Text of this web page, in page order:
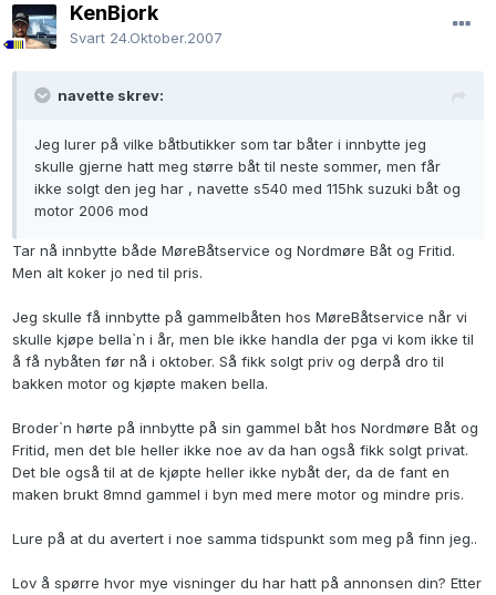
KenBjork
Svart 24.Oktober.2007
navette skrev:
Jeg lurer på vilke båtbutikker som tar båter i innbytte jeg
skulle gjerne hatt meg større båt til neste sommer, men får
ikke solgt den jeg har , navette s540 med 115hk suzuki båt og
motor 2006 mod
Tar nå innbytte både MøreBåtservice og Nordmøre Båt og Fritid.
Men alt koker jo ned til pris.
Jeg skulle få innbytte på gammelbåten hos MøreBåtservice når vi
skulle kjøpe bella`n i år, men ble ikke handla der pga vi kom ikke til
å få nybåten før nå i oktober. Så fikk solgt priv og derpå dro til
bakken motor og kjøpte maken bella.
Broder`n hørte på innbytte på sin gammel båt hos Nordmøre Båt og
Fritid, men det ble heller ikke noe av da han også fikk solgt privat.
Det ble også til at de kjøpte heller ikke nybåt der, da de fant en
maken brukt 8mnd gammel i byn med mere motor og mindre pris.
Lure på at du avertert i noe samma tidspunkt som meg på finn jeg..
Lov å spørre hvor mye visninger du har hatt på annonsen din? Etter